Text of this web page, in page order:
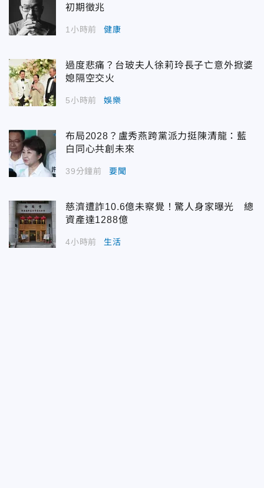
初期徵兆
1小時前 健康
過度悲痛？台玻夫人徐莉玲長子亡意外掀婆
媳隔空交火
5小時前 娛樂
布局2028？盧秀燕跨黨派力挺陳清龍：藍
白同心共創未來
39分鐘前 要聞
慈濟遭詐10.6億未察覺！驚人身家曝光 總
資產達1288億
4小時前 生活